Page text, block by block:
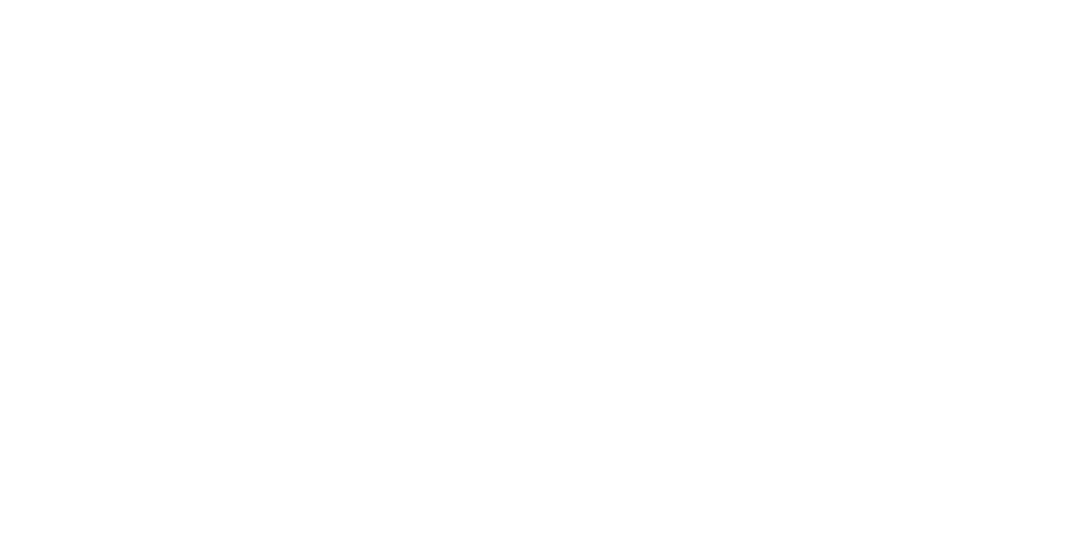
de Juanlu
del Granada CF
el ataque nervionense
antes del cierre
con el Genoa
campo sevillista
Salónica
nuevo portero y el Getafe mueve ficha... Las últimas novedades del mercado de La Liga
martes
pasada”